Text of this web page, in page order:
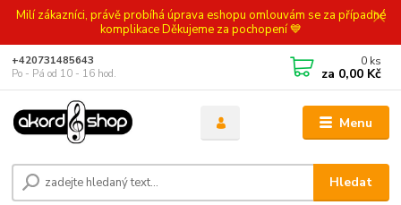
Milí zákazníci, právě probíhá úprava eshopu omlouvám se za případné
komplikace Děkujeme za pochopení 💙
Menu
Hledat
+420731485643
Po - Pá od 10 - 16 hod.
0 ks
za 0,00 Kč